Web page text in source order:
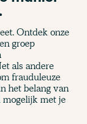
Ontdek onze
groep
als andere
frauduleuze
het belang van
mogelijk met je